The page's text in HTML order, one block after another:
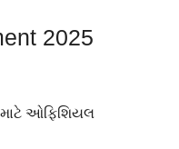
2025
માટે ઓફિશિયલ